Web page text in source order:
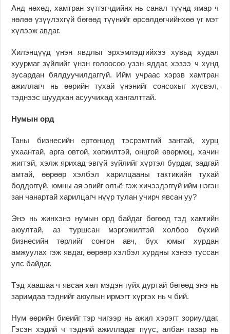
Анд нөхөд, хамтран зүтгэгчдийнх нь санал түүнд ямар ч
нөлөө үзүүлэхгүй бөгөөд түүнийг өрсөлдөгчийнхөө үг мэт
хүлээж авдаг.
Хилэнцүүд үнэн явдлыг эрхэмлэдгийхээ хувьд худал
хуурмаг зүйлийг үнэн голоосоо үзэн яддаг, хэзээ ч хүнд
зусардан бялдуучилдаггүй. Ийм учраас хэрэв хамтран
ажиллагч нь өөрийн тухай үнэнийг сонсохыг хүсвэл,
тэднээс шуудхан асуучихад хангалттай.
Нумын орд
Таны бизнесийн ертөнцөд тэсрэмтгий зантай, хурц
ухаантай, арга овтой, хөгжилтэй, онцгой өвөрмөц, хачин
жигтэй, хэлж ярихад эвгүй зүйлийг хүртэл бурдаг, задгай
амтай, өөрөөр хэлбэл харилцааны тактикийн тухай
боддоггүй, юмны ая эвийг олъё гэж хичээдэггүй ийм нэгэн
зан чанартай харилцагч нүүр тулан учирч явсан уу?
Энэ нь жинхэнэ нумын орд байдаг бөгөөд тэд хамгийн
аюултай, аз туршсан мэргэжилтэй холбоо бүхий
бизнесийн төрлийг сонгон авч, бүх юмыг хурдан
амжуулах гэж явдаг, өөрөөр хэлбэл хурдны хэнээ туссан
улс байдаг.
Тэд хаашаа ч явсан хөл мэдэн гүйх дуртай бөгөөд энэ нь
заримдаа тэднийг аюулын ирмэгт хүргэх нь ч бий.
Нум өөрийн биеийг тэр чигээр нь ажил хэрэгт зориулдаг.
Гэсэн хэдий ч тэдний ажилладаг пүүс, албан газар нь